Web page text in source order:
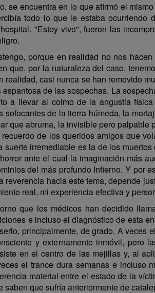
se encuentra en lo que afirmó el
todo lo que le estaba ocurriendo
"Estoy vivo", fueron las
porque en realidad no nos
que, por la naturaleza del caso,
casi nunca se han removido
de las sospechas. La
a llevar al colmo de la angustia
de la tierra húmeda, la
que abruma, la invisible pero
de los queridos amigos que
irremediable es la de los
ante el cual la imaginación más
del más profundo Infierno. Y por
hacia este tema, depende
real, mi experiencia efectiva y
que los médicos han decidido
e incluso el diagnóstico de esta
principalmente, de grado. A
y externamente inmóvil, pero
en el centro de las mejillas y, al
el trance dura semanas e incluso
material entre el estado de la
que sufría anteriormente de